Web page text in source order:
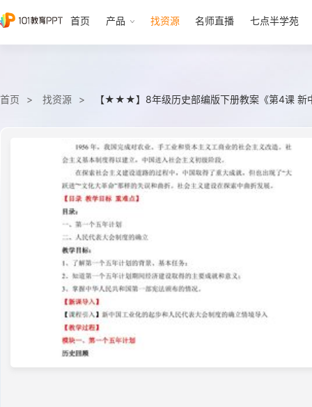
首页 产品 找资源 名师直播 七点半学苑
首页 找资源 【★★★】8年级历史部编版下册教案《第4课 新